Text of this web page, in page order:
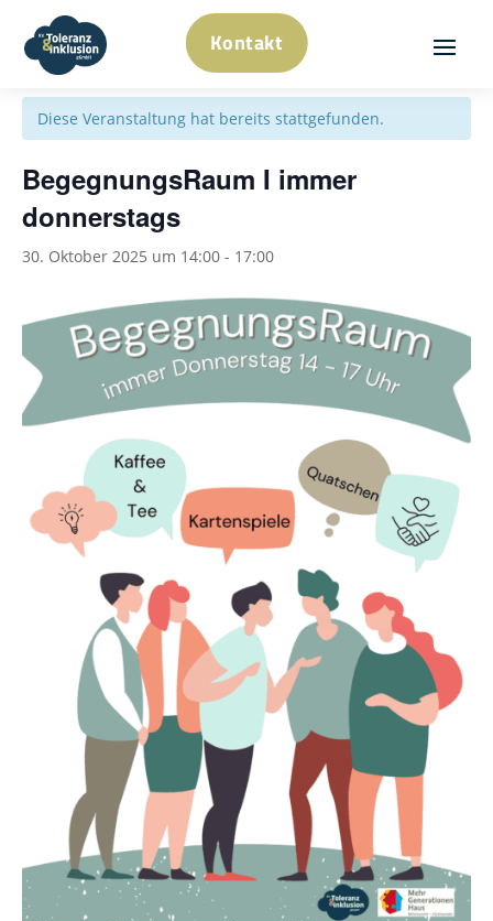
Kontakt
« Alle Veranstaltungen
Diese Veranstaltung hat bereits stattgefunden.
BegegnungsRaum I immer
donnerstags
30. Oktober 2025 um 14:00 - 17:00